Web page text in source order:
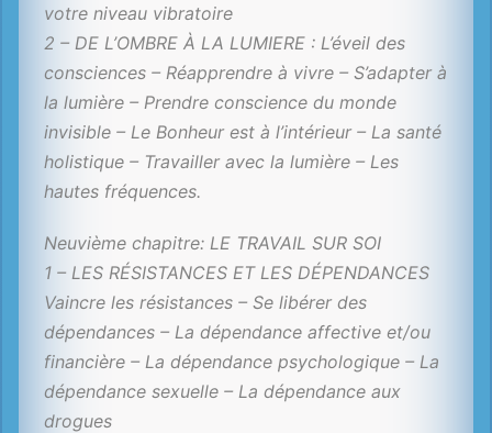
votre niveau vibratoire
2 – DE L’OMBRE À LA LUMIERE : L’éveil des
consciences – Réapprendre à vivre – S’adapter à
la lumière – Prendre conscience du monde
invisible – Le Bonheur est à l’intérieur – La santé
holistique – Travailler avec la lumière – Les
hautes fréquences.
Neuvième chapitre: LE TRAVAIL SUR SOI
1 – LES RÉSISTANCES ET LES DÉPENDANCES
Vaincre les résistances – Se libérer des
dépendances – La dépendance affective et/ou
financière – La dépendance psychologique – La
dépendance sexuelle – La dépendance aux
drogues